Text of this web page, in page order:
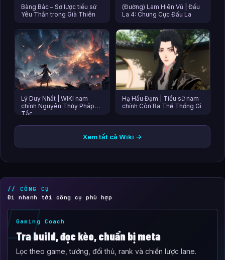
Bàng Bác – Sơ lược tiểu sử
Yêu Thần trong Già Thiên
(Đường) Lam Hiên Vũ | Đấu
La 4: Chung Cực Đấu La
Lý Duy Nhất | WIKI nam
chính Nguyên Thủy Pháp
Tắc
Hạ Hầu Đạm | Tiểu sử nam
chính Còn Ra Thể Thống Gì
Xem tất cả Wiki →
// CÔNG CỤ
Đi nhanh tới công cụ phù hợp
Gaming Coach
Tra build, đọc kèo, chuẩn bị meta
Lọc theo game, tướng, đối thủ, rank và chiến lược lane.